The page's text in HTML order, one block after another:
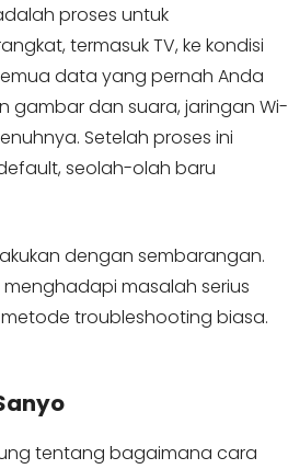
proses untuk
termasuk TV, ke kondisi
data yang pernah Anda
gambar dan suara, jaringan Wi-
Setelah proses ini
seolah-olah baru
dengan sembarangan.
menghadapi masalah serius
troubleshooting biasa.
tentang bagaimana cara